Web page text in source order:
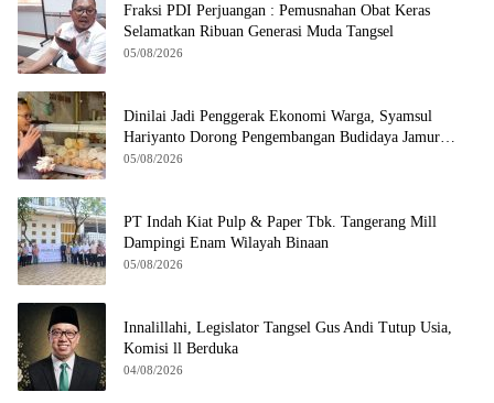
Fraksi PDI Perjuangan : Pemusnahan Obat Keras
Selamatkan Ribuan Generasi Muda Tangsel
05/08/2026
Dinilai Jadi Penggerak Ekonomi Warga, Syamsul
Hariyanto Dorong Pengembangan Budidaya Jamur
Crispy di Serpong
05/08/2026
PT Indah Kiat Pulp & Paper Tbk. Tangerang Mill
Dampingi Enam Wilayah Binaan
05/08/2026
Innalillahi, Legislator Tangsel Gus Andi Tutup Usia,
Komisi ll Berduka
04/08/2026